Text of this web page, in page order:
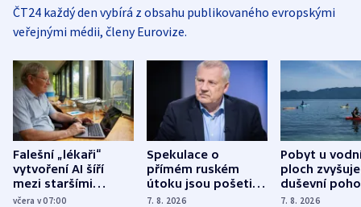
ČT24 každý den vybírá z obsahu publikovaného evropskými
veřejnými médii, členy Eurovize.
Falešní „lékaři“
vytvoření AI šíří
mezi staršími
Poláky nebezpečné
včera v 07:00
Spekulace o
přímém ruském
útoku jsou pošetilé,
míní estonský
7. 8. 2026
Pobyt u
ploch zvyšuje
duševní
ukázala
7. 8. 2026